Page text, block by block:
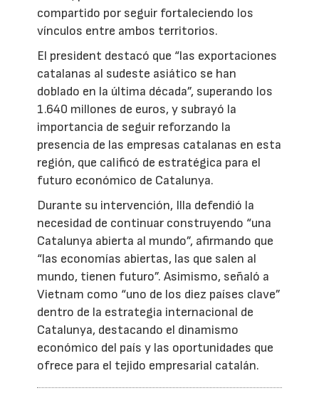
compartido por seguir fortaleciendo los
vínculos entre ambos territorios.
El president destacó que “las exportaciones
catalanas al sudeste asiático se han
doblado en la última década”, superando los
1.640 millones de euros, y subrayó la
importancia de seguir reforzando la
presencia de las empresas catalanas en esta
región, que calificó de estratégica para el
futuro económico de Catalunya.
Durante su intervención, Illa defendió la
necesidad de continuar construyendo “una
Catalunya abierta al mundo”, afirmando que
“las economías abiertas, las que salen al
mundo, tienen futuro”. Asimismo, señaló a
Vietnam como “uno de los diez países clave”
dentro de la estrategia internacional de
Catalunya, destacando el dinamismo
económico del país y las oportunidades que
ofrece para el tejido empresarial catalán.